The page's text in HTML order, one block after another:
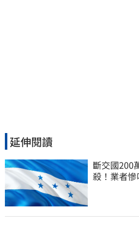
延伸閱讀
斷交國200
殺！業者慘